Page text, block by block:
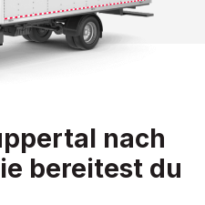
nach
bereitest du